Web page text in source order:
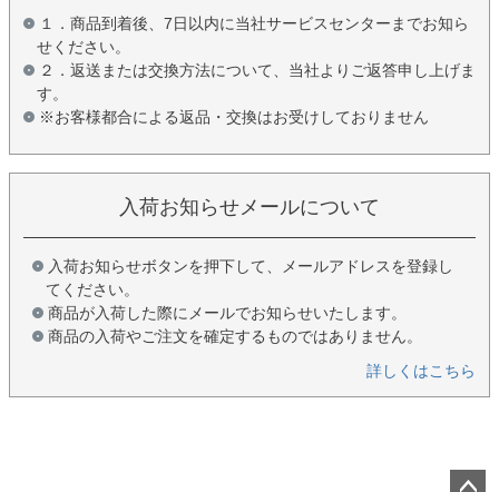
１．商品到着後、7日以内に当社サービスセンターまでお知ら
せください。
２．返送または交換方法について、当社よりご返答申し上げま
す。
※お客様都合による返品・交換はお受けしておりません
入荷お知らせメールについて
入荷お知らせボタンを押下して、メールアドレスを登録し
てください。
商品が入荷した際にメールでお知らせいたします。
商品の入荷やご注文を確定するものではありません。
詳しくはこちら